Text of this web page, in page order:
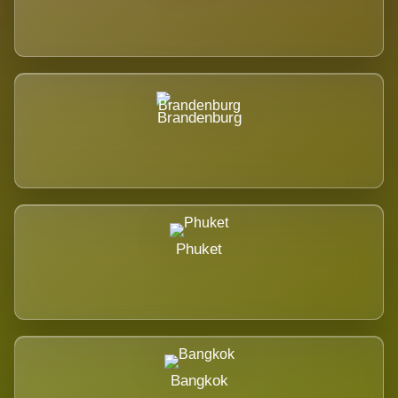
Brandenburg
Phuket
Bangkok